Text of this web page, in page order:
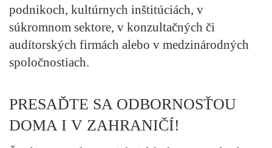
podnikoch, kultúrnych inštitúciách, v
súkromnom sektore, v konzultačných či
audítorských firmách alebo v medzinárodných
spoločnostiach.
PRESAĎTE SA ODBORNOSŤOU
DOMA I V ZAHRANIČÍ!